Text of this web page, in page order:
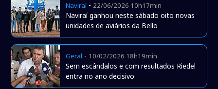
Naviraí- 22/06/2026 10h17min
Naviraí ganhou neste sábado oito novas
unidades de aviários da Bello
Geral - 10/02/2026 18h19min
Sem escândalos e com resultados Riedel
entra no ano decisivo